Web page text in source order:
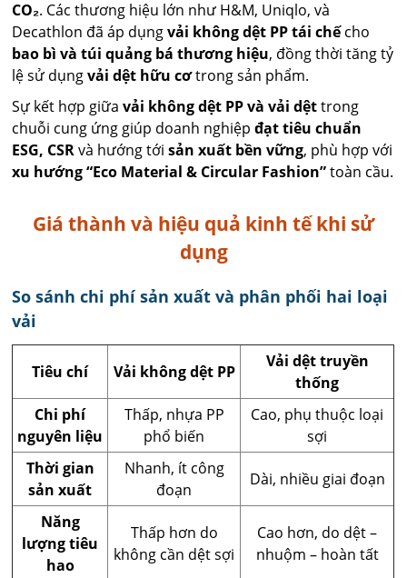
CO₂. Các thương hiệu lớn như H&M, Uniqlo, và
Decathlon đã áp dụngvải không dệt PP tái chếcho
bao bì và túi quảng bá thương hiệu, đồng thời tăng tỷ
lệ sử dụngvải dệt hữu cơtrong sản phẩm.
Sự kết hợp giữavải không dệt PP và vải dệttrong
chuỗi cung ứng giúp doanh nghiệpđạt tiêu chuẩn
ESG, CSRvà hướng tớisản xuất bền vững, phù hợp với
xu hướng “Eco Material & Circular Fashion”toàn cầu.
Giá thành và hiệu quả kinh tế khi sử
dụng
So sánh chi phí sản xuất và phân phối hai loại
vải
Tiêu chí Vải không dệt PP
Vải dệt truyền
thống
Chi phí
nguyên liệu
Thấp, nhựa PP
phổ biến
Cao, phụ thuộc loại
sợi
Thời gian
sản xuất
Nhanh, ít công
đoạn
Dài, nhiều giai đoạn
Năng
lượng tiêu
hao
Thấp hơn do
không cần dệt sợi
Cao hơn, do dệt –
nhuộm – hoàn tất